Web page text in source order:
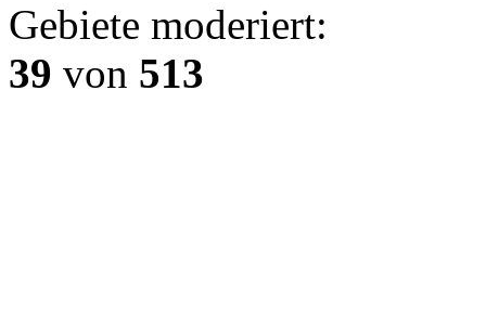
Gebiete moderiert:
39 von 513